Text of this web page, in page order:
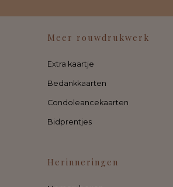
Meer rouwdrukwerk
Extra kaartje
Bedankkaarten
Condoleancekaarten
Bidprentjes
Herinneringen